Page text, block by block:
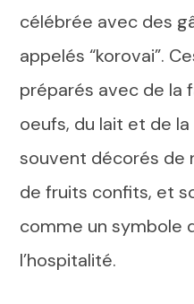
célébrée avec des
appelés “korovai”.
préparés avec de la
oeufs, du lait et de
souvent décorés de
de fruits confits, et
comme un symbole
l’hospitalité.